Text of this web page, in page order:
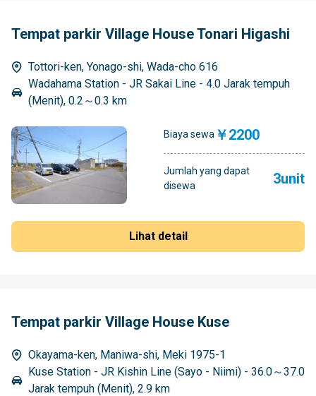
Tempat parkir Village House Tonari Higashi
Tottori-ken, Yonago-shi, Wada-cho 616
Wadahama Station - JR Sakai Line - 4.0 Jarak tempuh
(Menit), 0.2～0.3 km
Biaya sewa ￥2200
Jumlah yang dapat
disewa
3unit
Lihat detail
Tempat parkir Village House Kuse
Okayama-ken, Maniwa-shi, Meki 1975-1
Kuse Station - JR Kishin Line (Sayo - Niimi) - 36.0～37.0
Jarak tempuh (Menit), 2.9 km